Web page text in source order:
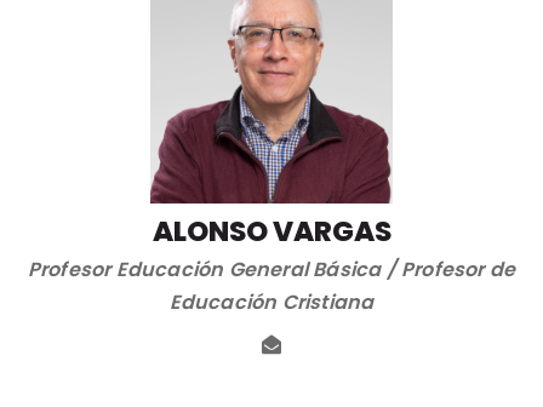
ALONSO VARGAS
Profesor Educación General Básica / Profesor de
Educación Cristiana